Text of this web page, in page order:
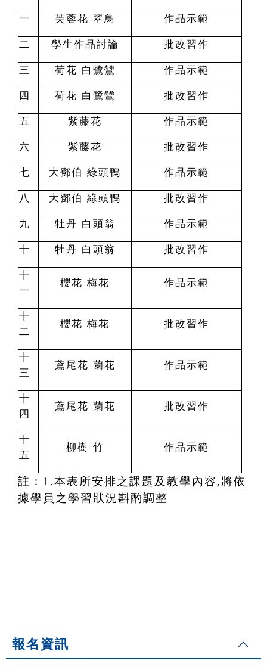
一 芙蓉花 翠鳥 作品示範
二 學生作品討論 批改習作
三 荷花 白鷺鷥 作品示範
四 荷花 白鷺鷥 批改習作
五 紫藤花 作品示範
六 紫藤花 批改習作
七 大鄧伯 綠頭鴨 作品示範
八 大鄧伯 綠頭鴨 批改習作
九 牡丹 白頭翁 作品示範
十 牡丹 白頭翁 批改習作
十
一
櫻花 梅花 作品示範
十
二
櫻花 梅花 批改習作
十
三
鳶尾花 蘭花 作品示範
十
四
鳶尾花 蘭花 批改習作
十
五
柳樹 竹 作品示範
註：1.本表所安排之課題及教學內容,將依
據學員之學習狀況斟酌調整
報名資訊